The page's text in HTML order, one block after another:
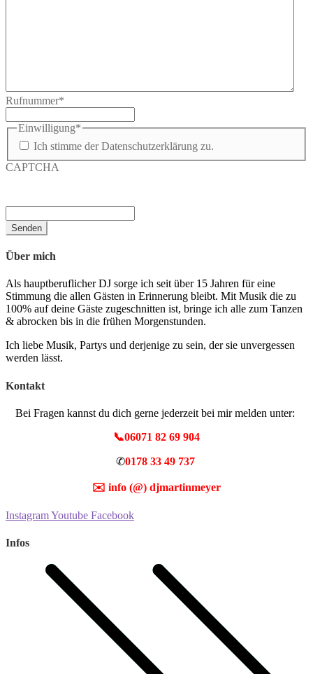
Rufnummer*
Einwilligung*
Ich stimme der Datenschutzerklärung zu.
CAPTCHA
Über mich
Als hauptberuflicher DJ sorge ich seit über 15 Jahren für eine
Stimmung die allen Gästen in Erinnerung bleibt. Mit Musik die zu
100% auf deine Gäste zugeschnitten ist, bringe ich alle zum Tanzen
& abrocken bis in die frühen Morgenstunden.
Ich liebe Musik, Partys und derjenige zu sein, der sie unvergessen
werden lässt.
Kontakt
Bei Fragen kannst du dich gerne jederzeit bei mir melden unter:
📞06071 82 69 904
✆0178 33 49 737
✉️ info (@) djmartinmeyer
InstagramYoutube Facebook
Infos